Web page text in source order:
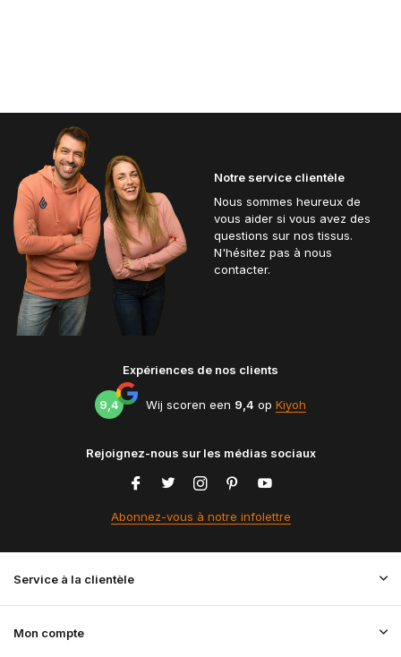
Notre service clientèle
Nous sommes heureux de
vous aider si vous avez des
questions sur nos tissus.
N'hésitez pas à nous
contacter.
Expériences de nos clients
9,4 Wij scoren een 9,4 op Kiyoh
Rejoignez-nous sur les médias sociaux
Abonnez-vous à notre infolettre
Service à la clientèle
Mon compte